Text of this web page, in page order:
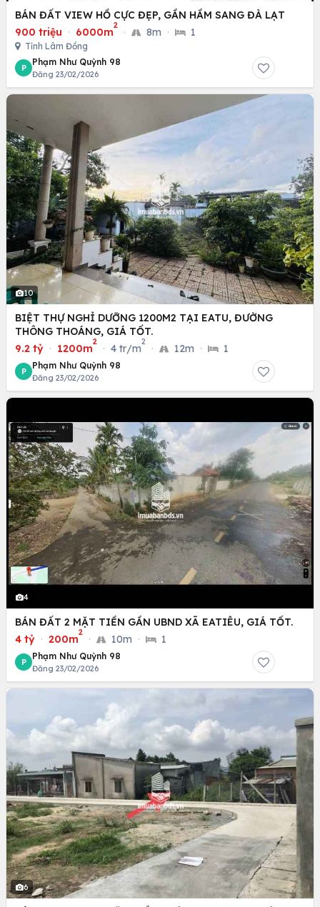
BÁN ĐẤT VIEW HỒ CỰC ĐẸP, GẦN HẦM SANG ĐÀ LẠT
900 triệu · 6000m
2
· 8m · 1
Tỉnh Lâm Đồng
P
Phạm Như Quỳnh 98
Đăng 23/02/2026
10
BIỆT THỰ NGHỈ DƯỠNG 1200M2 TẠI EATU, ĐƯỜNG
THÔNG THOÁNG, GIÁ TỐT.
9.2 tỷ · 1200m
2
· 4 tr/m
2
· 12m · 1
P
Phạm Như Quỳnh 98
Đăng 23/02/2026
4
BÁN ĐẤT 2 MẶT TIỀN GẦN UBND XÃ EATIÊU, GIÁ TỐT.
4 tỷ · 200m
2
· 10m · 1
P
Phạm Như Quỳnh 98
Đăng 23/02/2026
6